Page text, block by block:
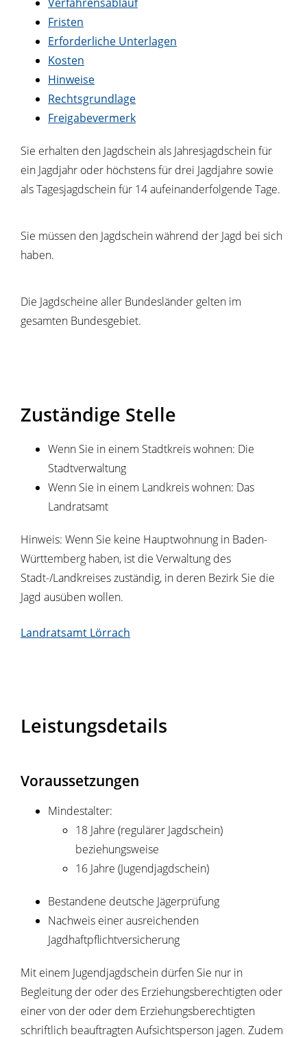
Fristen
Erforderliche Unterlagen
Kosten
Hinweise
Rechtsgrundlage
Freigabevermerk
Sie erhalten den Jagdschein als Jahresjagdschein für
ein Jagdjahr oder höchstens für drei Jagdjahre sowie
als Tagesjagdschein für 14 aufeinanderfolgende Tage.
Sie müssen den Jagdschein während der Jagd bei sich
haben.
Die Jagdscheine aller Bundesländer gelten im
gesamten Bundesgebiet.
Zuständige Stelle
Wenn Sie in einem Stadtkreis wohnen: Die
Stadtverwaltung
Wenn Sie in einem Landkreis wohnen: Das
Landratsamt
Hinweis: Wenn Sie keine Hauptwohnung in Baden-
Württemberg haben, ist die Verwaltung des
Stadt-/Landkreises zuständig, in deren Bezirk Sie die
Jagd ausüben wollen.
Landratsamt Lörrach
Leistungsdetails
Voraussetzungen
Mindestalter:
18 Jahre (regulärer Jagdschein)
beziehungsweise
16 Jahre (Jugendjagdschein)
Bestandene deutsche Jägerprüfung
Nachweis einer ausreichenden
Jagdhaftpflichtversicherung
Mit einem Jugendjagdschein dürfen Sie nur in
Begleitung der oder des Erziehungsberechtigten oder
einer von der oder dem Erziehungsberechtigten
schriftlich beauftragten Aufsichtsperson jagen. Zudem